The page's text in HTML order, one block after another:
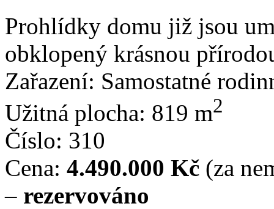
Prohlídky domu již jsou
obklopený krásnou
Zařazení: Samostatné
Užitná plocha: 819 m2
Číslo: 310
Cena: 4.490.000 Kč (za
– rezervováno